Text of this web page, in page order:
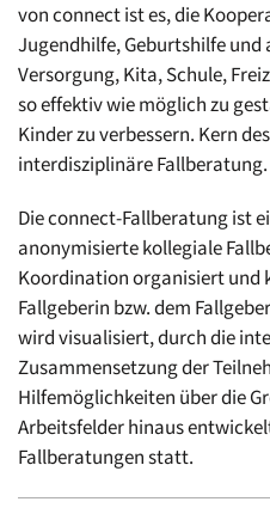
von connect ist es, die
Jugendhilfe, Geburtshilfe
Versorgung, Kita, Schule,
so effektiv wie möglich zu
Kinder zu verbessern. Kern
interdisziplinäre Fallberatung.
Die connect-Fallberatung ist
anonymisierte kollegiale
Koordination organisiert und
Fallgeberin bzw. dem
wird visualisiert, durch die
Zusammensetzung der
Hilfemöglichkeiten über die
Arbeitsfelder hinaus
Fallberatungen statt.